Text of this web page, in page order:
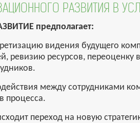
РАЗВИТИЯ В
предполагает:
видения будущего
ревизию ресурсов,
между сотрудниками
процесса.
переход на новую